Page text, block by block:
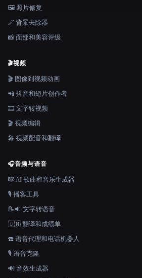
🖼️ 照片修复
🪄 背景去除器
📸 面部和美容评级
🎬视频
🎬 图像到视频动画
📲 抖音和短片创作者
🎞️ 文字转视频
🎬 视频编辑
🎤 视频配音和翻译
🎧音频与语音
🎼 AI 歌曲和音乐生成器
🎙️ 播客工具
📝🔉 文字转语音
🇺🇳 翻译和成绩单
☎️ 语音代理和电话机器人
🎙️ 语音克隆
🔊 音效生成器